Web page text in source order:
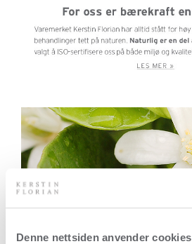
Denne nettsiden anvender cookies